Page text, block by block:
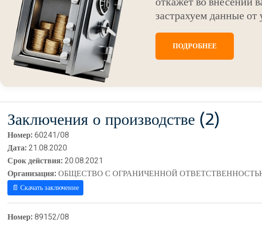
застрахуем данные
ПОДРОБНЕЕ
Заключения о производстве (2)
Номер:60241/08
Дата:21.08.2020
Срок действия:20.08.2021
Организация:ОБЩЕСТВО С ОГРАНИЧЕННОЙ
📄 Скачать заключение
Номер:89152/08